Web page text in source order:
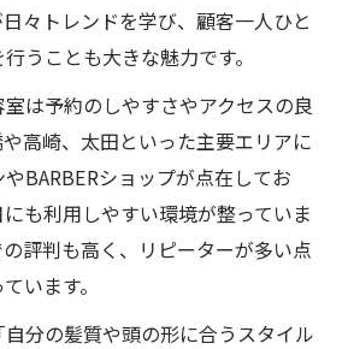
々トレンドを学び、顧客一人ひと
うことも大きな魅力です。
は予約のしやすさやアクセスの良
高崎、太田といった主要エリアに
BARBERショップが点在してお
も利用しやすい環境が整っていま
評判も高く、リピーターが多い点
います。
分の髪質や頭の形に合うスタイル